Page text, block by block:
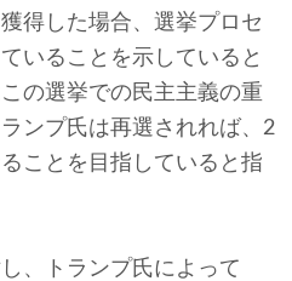
得した場合、選挙プロセ
いることを示していると
の選挙での民主主義の重
ンプ氏は再選されれば、2
ことを目指していると指
、トランプ氏によって